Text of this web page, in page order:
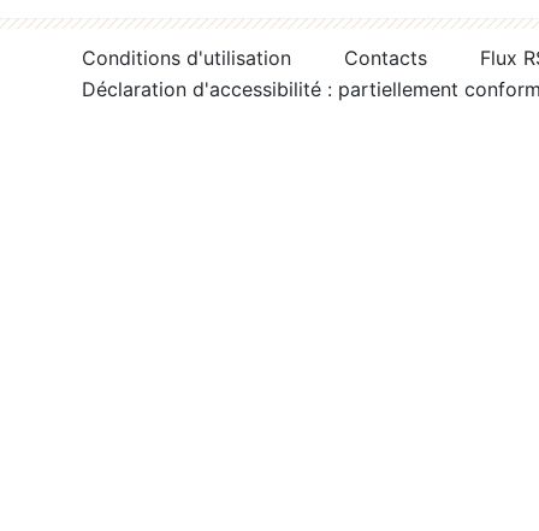
Conditions d'utilisation Contacts
Flux
Déclaration d'accessibilité : partiellement